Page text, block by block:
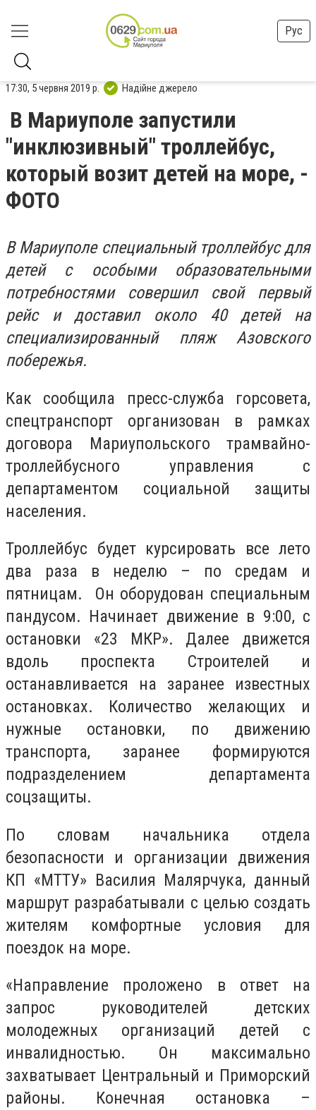
Рус
17:30, 5 червня 2019 р. Надійне джерело
В Мариуполе запустили
"инклюзивный" троллейбус,
который возит детей на море, -
ФОТО
В Мариуполе специальный троллейбус для
детей с особыми образовательными
потребностями совершил свой первый
рейс и доставил около 40 детей на
специализированный пляж Азовского
побережья.
Как сообщила пресс-служба горсовета,
спецтранспорт организован в рамках
договора Мариупольского трамвайно-
троллейбусного управления с
департаментом социальной защиты
населения.
Троллейбус будет курсировать все лето
два раза в неделю – по средам и
пятницам. Он оборудован специальным
пандусом. Начинает движение в 9:00, с
остановки «23 МКР». Далее движется
вдоль проспекта Строителей и
останавливается на заранее известных
остановках. Количество желающих и
нужные остановки, по движению
транспорта, заранее формируются
подразделением департамента
соцзащиты.
По словам начальника отдела
безопасности и организации движения
КП «МТТУ» Василия Малярчука, данный
маршрут разрабатывали с целью создать
жителям комфортные условия для
поездок на море.
«Направление проложено в ответ на
запрос руководителей детских
молодежных организаций детей с
инвалидностью. Он максимально
захватывает Центральный и Приморский
районы. Конечная остановка –